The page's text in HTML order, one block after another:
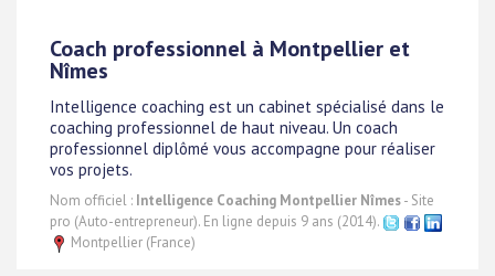
Coach professionnel à Montpellier et
Nîmes
Intelligence coaching est un cabinet spécialisé dans le
coaching professionnel de haut niveau. Un coach
professionnel diplômé vous accompagne pour réaliser
vos projets.
Nom officiel : Intelligence Coaching Montpellier Nîmes- Site
pro (Auto-entrepreneur). En ligne depuis 9 ans (2014).
Montpellier (France)